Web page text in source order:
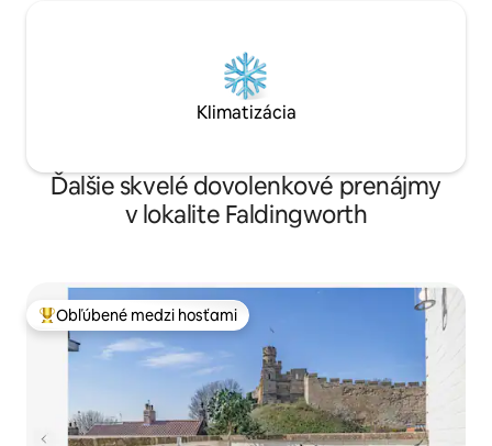
Klimatizácia
Ďalšie skvelé dovolenkové prenájmy
v lokalite Faldingworth
Najobľúbenejšie medzi hosťami
Obľúbené medzi hosťami